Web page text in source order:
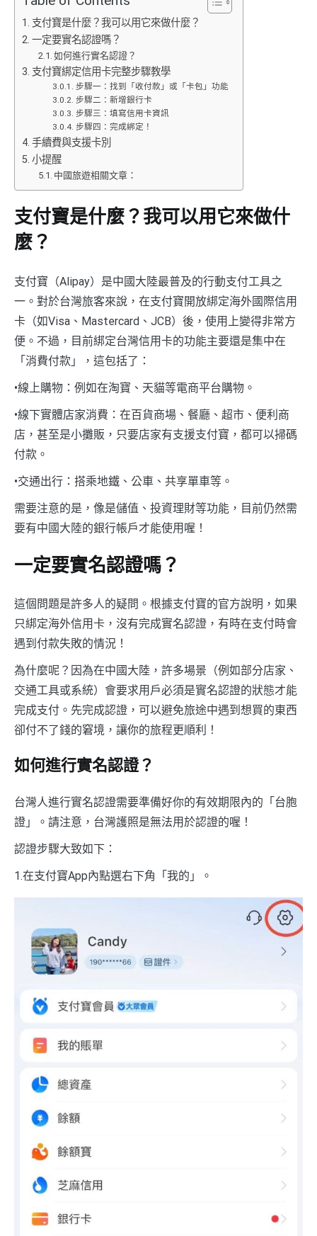
支付寶是什麼？我可以用它來做什麼？
一定要實名認證嗎？
如何進行實名認證？
支付寶綁定信用卡完整步驟教學
步驟一：找到「收付款」或「卡包」功能
步驟二：新增銀行卡
步驟三：填寫信用卡資訊
步驟四：完成綁定！
手續費與支援卡別
小提醒
中國旅遊相關文章：
支付寶是什麼？我可以用它來做什
麼？
支付寶（Alipay）是中國大陸最普及的行動支付工具之
一。對於台灣旅客來說，在支付寶開放綁定海外國際信用
卡（如Visa、Mastercard、JCB）後，使用上變得非常方
便。不過，目前綁定台灣信用卡的功能主要還是集中在
「消費付款」，這包括了：
•線上購物：例如在淘寶、天貓等電商平台購物。
•線下實體店家消費：在百貨商場、餐廳、超市、便利商
店，甚至是小攤販，只要店家有支援支付寶，都可以掃碼
付款。
•交通出行：搭乘地鐵、公車、共享單車等。
需要注意的是，像是儲值、投資理財等功能，目前仍然需
要有中國大陸的銀行帳戶才能使用喔！
一定要實名認證嗎？
這個問題是許多人的疑問。根據支付寶的官方說明，如果
只綁定海外信用卡，沒有完成實名認證，有時在支付時會
遇到付款失敗的情況！
為什麼呢？因為在中國大陸，許多場景（例如部分店家、
交通工具或系統）會要求用戶必須是實名認證的狀態才能
完成支付。先完成認證，可以避免旅途中遇到想買的東西
卻付不了錢的窘境，讓你的旅程更順利！
如何進行實名認證？
台灣人進行實名認證需要準備好你的有效期限內的「台胞
證」。請注意，台灣護照是無法用於認證的喔！
認證步驟大致如下：
1.在支付寶App內點選右下角「我的」。